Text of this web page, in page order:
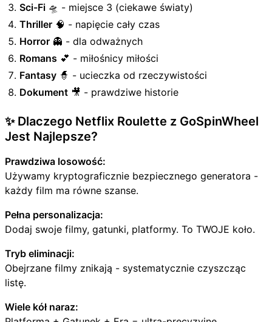
Sci-Fi 🛸 - miejsce 3 (ciekawe światy)
Thriller 🧠 - napięcie cały czas
Horror 👻 - dla odważnych
Romans 💕 - miłośnicy miłości
Fantasy 🧙 - ucieczka od rzeczywistości
Dokument 🎥 - prawdziwe historie
✨ Dlaczego Netflix Roulette z GoSpinWheel
Jest Najlepsze?
Prawdziwa losowość:
Używamy kryptograficznie bezpiecznego generatora -
każdy film ma równe szanse.
Pełna personalizacja:
Dodaj swoje filmy, gatunki, platformy. To TWOJE koło.
Tryb eliminacji:
Obejrzane filmy znikają - systematycznie czyszcząc
listę.
Wiele kół naraz: